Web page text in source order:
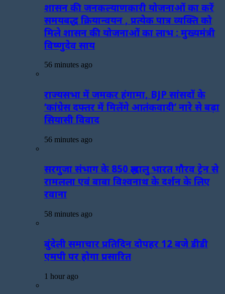
शासन की जनकल्याणकारी योजनाओं का करें
समयबद्ध क्रियान्वयन , प्रत्येक पात्र व्यक्ति को
मिले शासन की योजनाओं का लाभ : मुख्यमंत्री
विष्णुदेव साय
56 minutes ago
राज्यसभा में जमकर हंगामा, BJP सांसदों के
‘कांग्रेस दफ्तर में मिलेंगे आतंकवादी’ नारे से बढ़ा
सियासी विवाद
56 minutes ago
सरगुजा संभाग के 850 श्रद्धालु भारत गौरव ट्रेन से
रामलला एवं बाबा विश्वनाथ के दर्शन के लिए
रवाना
58 minutes ago
बुंदेली समाचार प्रतिदिन दोपहर 12 बजे डीडी
एमपी पर होगा प्रसारित
1 hour ago